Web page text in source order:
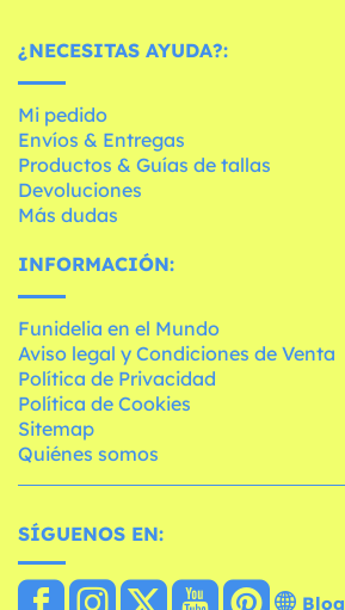
¿NECESITAS AYUDA?:
Mi pedido
Envíos & Entregas
Productos & Guías de tallas
Devoluciones
Más dudas
INFORMACIÓN:
Funidelia en el Mundo
Aviso legal y Condiciones de Venta
Política de Privacidad
Política de Cookies
Sitemap
Quiénes somos
SÍGUENOS EN:
Blog